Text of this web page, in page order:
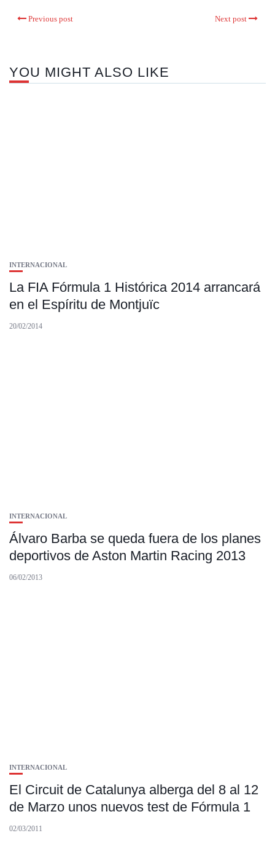
Previous post Next post
YOU MIGHT ALSO LIKE
INTERNACIONAL
La FIA Fórmula 1 Histórica 2014 arrancará
en el Espíritu de Montjuïc
20/02/2014
INTERNACIONAL
Álvaro Barba se queda fuera de los planes
deportivos de Aston Martin Racing 2013
06/02/2013
INTERNACIONAL
El Circuit de Catalunya alberga del 8 al 12
de Marzo unos nuevos test de Fórmula 1
02/03/2011